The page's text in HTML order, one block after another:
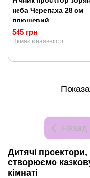
Дитячі проектори,
створюємо
кімнаті
неба Черепаха 28 см
плюшевий
545 грн
Немає в наявності
Назад